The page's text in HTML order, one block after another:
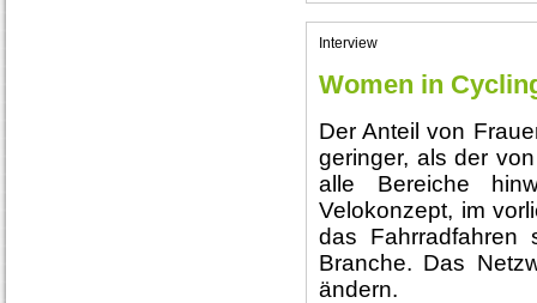
Interview
Women in
Der Anteil von
geringer, als der
alle Bereiche
Velokonzept, im
das
Branche. Das
ändern.